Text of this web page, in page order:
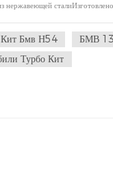
Кит Бмв Н54
БМВ
Турбо Кит